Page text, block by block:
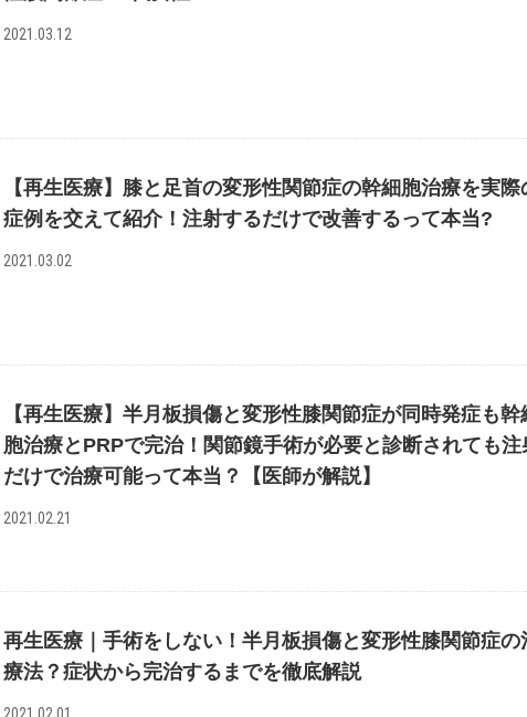
2021.03.12
【再生医療】膝と足首の変形性関節症の幹細胞治療を実際
症例を交えて紹介！注射するだけで改善するって本当?
2021.03.02
【再生医療】半月板損傷と変形性膝関節症が同時発症も幹
胞治療とPRPで完治！関節鏡手術が必要と診断されても注
だけで治療可能って本当？【医師が解説】
2021.02.21
再生医療｜手術をしない！半月板損傷と変形性膝関節症の
療法？症状から完治するまでを徹底解説